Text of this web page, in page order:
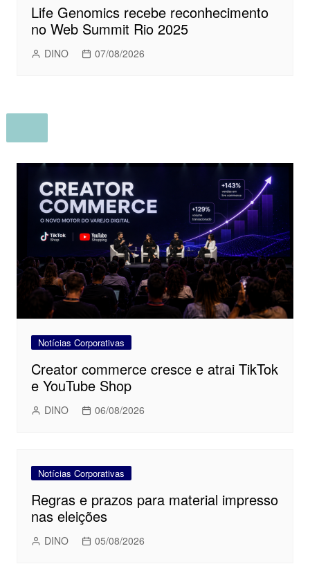
Life Genomics recebe reconhecimento
no Web Summit Rio 2025
DINO 07/08/2026
Notícias Corporativas
Creator commerce cresce e atrai TikTok
e YouTube Shop
DINO 06/08/2026
Notícias Corporativas
Regras e prazos para material impresso
nas eleições
DINO 05/08/2026